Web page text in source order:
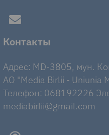
Контакты
Адрес: MD-3805, мун.
AO "Media Birlii - Uniunia
Телефон: 068192226
mediabirlii@gmail.com